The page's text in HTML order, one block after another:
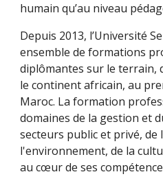
humain qu’au niveau
Depuis 2013, l’Université
ensemble de formations
diplômantes sur le terrain,
le continent africain, au
Maroc. La formation
domaines de la gestion et
secteurs public et privé, de
l'environnement, de la
au cœur de ses